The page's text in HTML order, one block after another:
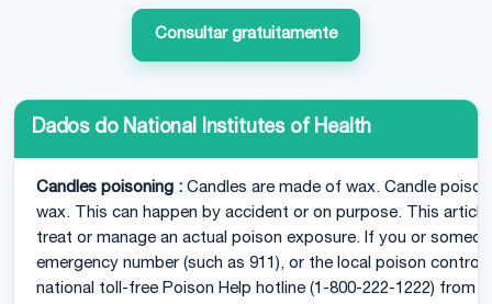
Consultar gratuitamente
Dados do National Institutes of Health
Candles poisoning : Candles are made of wax. Candle
wax. This can happen by accident or on purpose. This
treat or manage an actual poison exposure. If you or
emergency number (such as 911), or the local poison
national toll-free Poison Help hotline (1-800-222-1222) from